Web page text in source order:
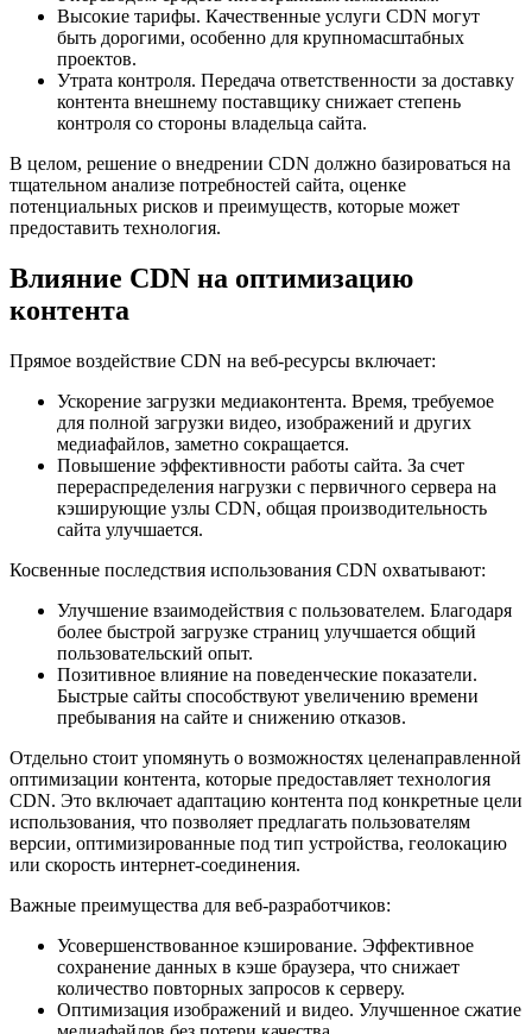
Высокие тарифы. Качественные услуги CDN могут
быть дорогими, особенно для крупномасштабных
проектов.
Утрата контроля. Передача ответственности за доставку
контента внешнему поставщику снижает степень
контроля со стороны владельца сайта.
В целом, решение о внедрении CDN должно базироваться на
тщательном анализе потребностей сайта, оценке
потенциальных рисков и преимуществ, которые может
предоставить технология.
Влияние CDN на оптимизацию
контента
Прямое воздействие CDN на веб-ресурсы включает:
Ускорение загрузки медиаконтента. Время, требуемое
для полной загрузки видео, изображений и других
медиафайлов, заметно сокращается.
Повышение эффективности работы сайта. За счет
перераспределения нагрузки с первичного сервера на
кэширующие узлы CDN, общая производительность
сайта улучшается.
Косвенные последствия использования CDN охватывают:
Улучшение взаимодействия с пользователем. Благодаря
более быстрой загрузке страниц улучшается общий
пользовательский опыт.
Позитивное влияние на поведенческие показатели.
Быстрые сайты способствуют увеличению времени
пребывания на сайте и снижению отказов.
Отдельно стоит упомянуть о возможностях целенаправленной
оптимизации контента, которые предоставляет технология
CDN. Это включает адаптацию контента под конкретные цели
использования, что позволяет предлагать пользователям
версии, оптимизированные под тип устройства, геолокацию
или скорость интернет-соединения.
Важные преимущества для веб-разработчиков:
Усовершенствованное кэширование. Эффективное
сохранение данных в кэше браузера, что снижает
количество повторных запросов к серверу.
Оптимизация изображений и видео. Улучшенное сжатие